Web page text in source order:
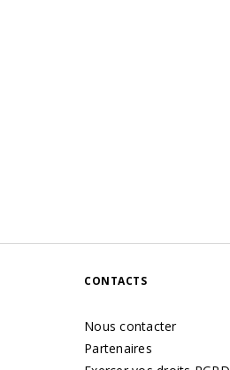
CONTACTS
Nous contacter
Partenaires